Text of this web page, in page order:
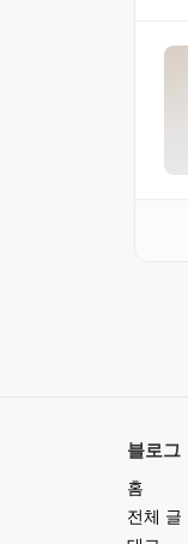
블로그
홈
전체 글